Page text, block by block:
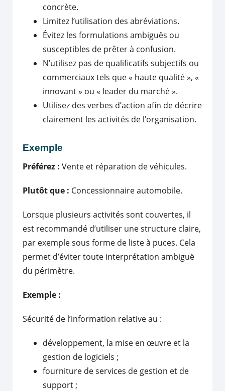
concrète.
Limitez l’utilisation des abréviations.
Évitez les formulations ambiguës ou
susceptibles de prêter à confusion.
N’utilisez pas de qualificatifs subjectifs ou
commerciaux tels que « haute qualité », «
innovant » ou « leader du marché ».
Utilisez des verbes d’action afin de décrire
clairement les activités de l’organisation.
Exemple
Préférez : Vente et réparation de véhicules.
Plutôt que : Concessionnaire automobile.
Lorsque plusieurs activités sont couvertes, il
est recommandé d’utiliser une structure claire,
par exemple sous forme de liste à puces. Cela
permet d’éviter toute interprétation ambiguë
du périmètre.
Exemple :
Sécurité de l’information relative au :
développement, la mise en œuvre et la
gestion de logiciels ;
fourniture de services de gestion et de
support ;